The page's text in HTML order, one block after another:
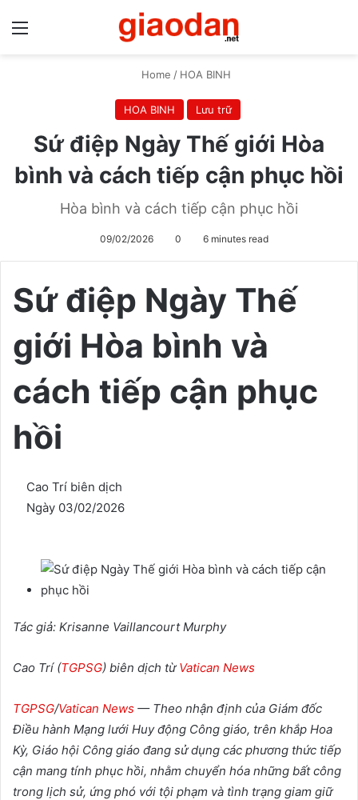
Home / HOA BINH
HOA BINH Lưu trữ
Sứ điệp Ngày Thế giới Hòa
bình và cách tiếp cận phục hồi
Hòa bình và cách tiếp cận phục hồi
09/02/2026 0 6 minutes read
Sứ điệp Ngày Thế
giới Hòa bình và
cách tiếp cận phục
hồi
Cao Trí biên dịch
Ngày 03/02/2026
Tác giả: Krisanne Vaillancourt Murphy
Cao Trí (TGPSG) biên dịch từVatican News
TGPSG/Vatican News — Theo nhận định của Giám đốc
Điều hành Mạng lưới Huy động Công giáo, trên khắp Hoa
Kỳ, Giáo hội Công giáo đang sử dụng các phương thức tiếp
cận mang tính phục hồi, nhằm chuyển hóa những bất công
trong lịch sử, ứng phó với tội phạm và tình trạng giam giữ